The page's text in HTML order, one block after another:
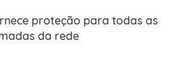
proteção para todas as
da rede